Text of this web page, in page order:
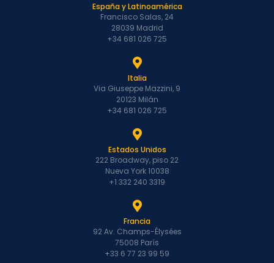
España y Latinoamérica
Francisco Salas, 24
28039 Madrid
+34 681 026 725
Italia
Via Giuseppe Mazzini, 9
20123 Milán
+34 681 026 725
Estados Unidos
222 Broadway, piso 22
Nueva York 10038
+1 332 240 3319
Francia
92 Av. Champs-Élysées
75008 París
+33 6 77 23 99 59